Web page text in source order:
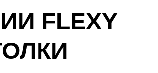
FLEXY